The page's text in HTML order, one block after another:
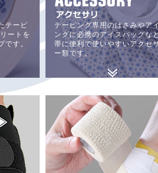
テーピ
ートを
です。
テーピング専用のはさみやア
ングに必携のアイスバッグな
帯に便利で使いやすいアクセ
ー類です。